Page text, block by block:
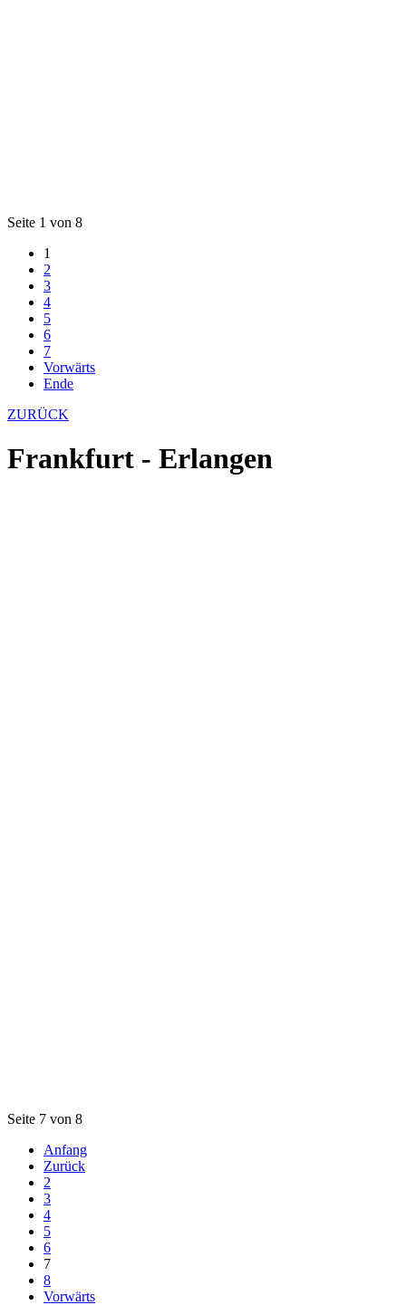
Seite 1 von 8
1
2
3
4
5
6
7
Vorwärts
Ende
ZURÜCK
Frankfurt - Erlangen
Seite 7 von 8
Anfang
Zurück
2
3
4
5
6
7
8
Vorwärts